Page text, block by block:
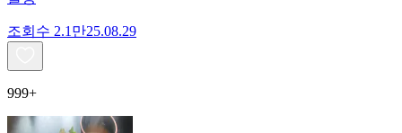
조회수 2.1만25.08.29
999+